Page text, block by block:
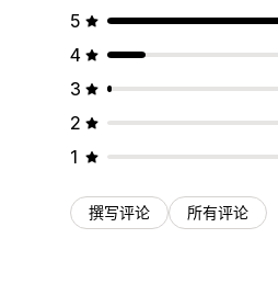
5
4
3
2
1
撰写评论 所有评论